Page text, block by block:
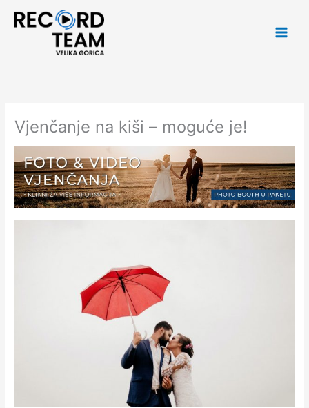
Vjenčanje na kiši – moguće je!